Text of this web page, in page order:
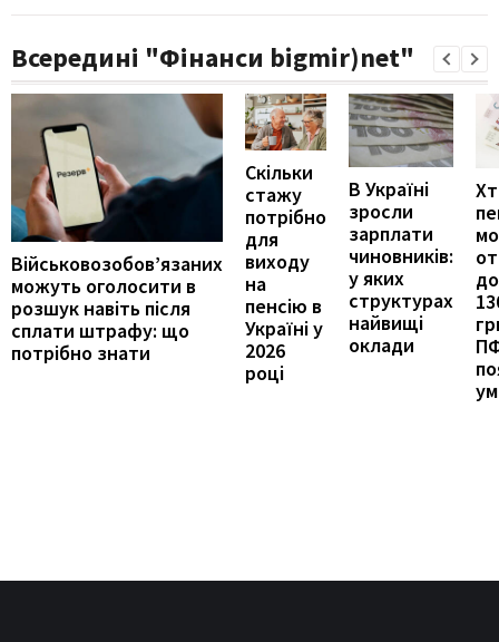
Всередині "Фінанси bigmir)net"
Військовозобов’язаних
можуть оголосити в
розшук навіть після
сплати штрафу: що
потрібно знати
Скільки
стажу
потрібно
для
виходу
на
пенсію в
Україні у
2026
році
В Україні
зросли
зарплати
чиновників:
у яких
структурах
найвищі
оклади